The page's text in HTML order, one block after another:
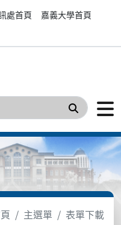
處首頁 嘉義大學首頁
搜尋
主選單 表單下載